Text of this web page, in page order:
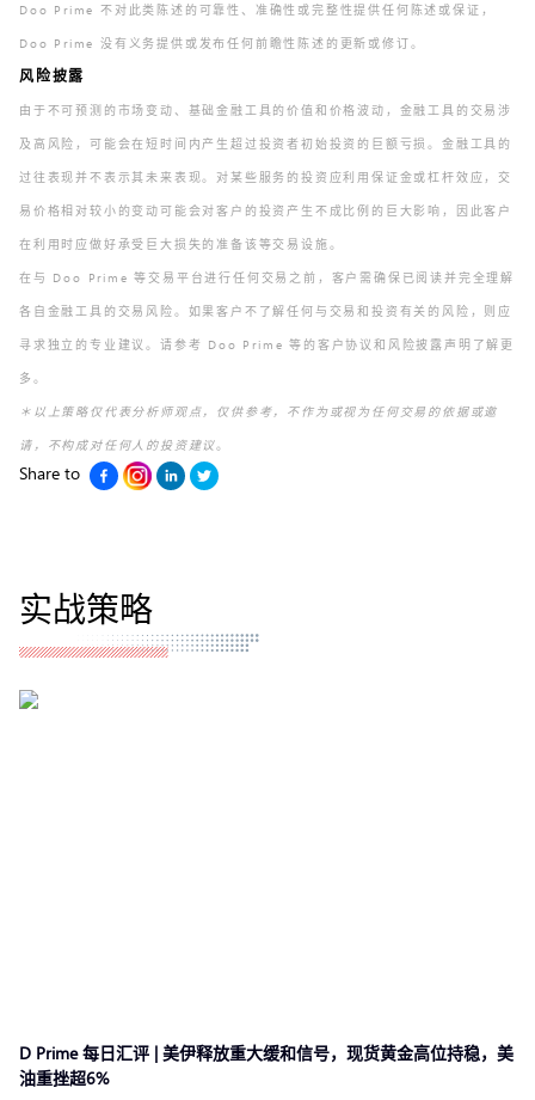
Doo Prime 不对此类陈述的可靠性、准确性或完整性提供任何陈述或保证，
Doo Prime 没有义务提供或发布任何前瞻性陈述的更新或修订。
风险披露
由于不可预测的市场变动、基础金融工具的价值和价格波动，金融工具的交易涉
及高风险，可能会在短时间内产生超过投资者初始投资的巨额亏损。金融工具的
过往表现并不表示其未来表现。对某些服务的投资应利用保证金或杠杆效应，交
易价格相对较小的变动可能会对客户的投资产生不成比例的巨大影响，因此客户
在利用时应做好承受巨大损失的准备该等交易设施。
在与 Doo Prime 等交易平台进行任何交易之前，客户需确保已阅读并完全理解
各自金融工具的交易风险。如果客户不了解任何与交易和投资有关的风险，则应
寻求独立的专业建议。请参考 Doo Prime 等的客户协议和风险披露声明了解更
多。
＊以上策略仅代表分析师观点，仅供参考，不作为或视为任何交易的依据或邀
请，不构成对任何人的投资建议。
Share to
实战策略
D Prime 每日汇评 | 美伊释放重大缓和信号，现货黄金高位持稳，美
油重挫超6%